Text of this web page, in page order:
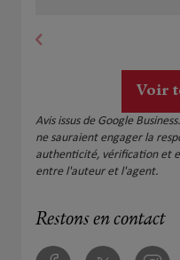
Voir
Avis issus de Google
ne sauraient engager la
authenticité, vérification et
entre l'auteur et l'agent.
Restons en contact